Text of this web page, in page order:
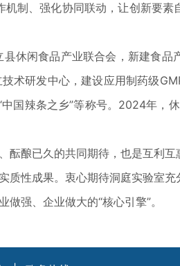
制、强化协同联动，让创新要
闲食品产业联合会，新建食品
术研发中心，建设应用制药级
国辣条之乡”等称号。2024年，
酿已久的共同期待，也是互利互
性成果。衷心期待洞庭实验室充
强、企业做大的“核心引擎”。